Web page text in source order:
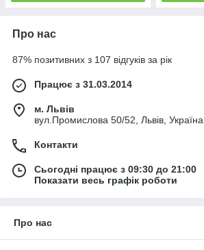
Про нас
87% позитивних з 107 відгуків за рік
Працює з 31.03.2014
м. Львів
вул.Промислова 50/52, Львів, Україна
Контакти
Сьогодні працює з 09:30 до 21:00
Показати весь графік роботи
Про нас